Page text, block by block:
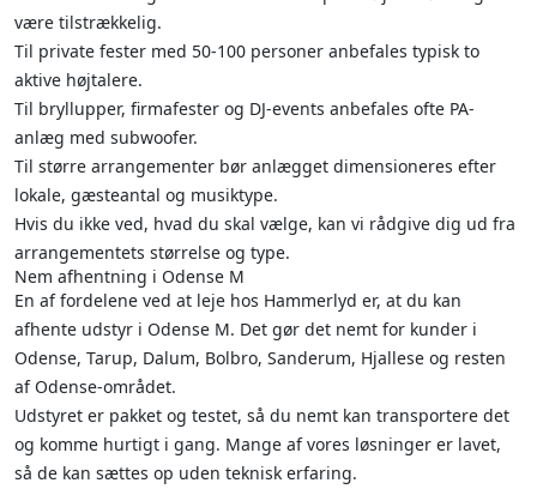
være tilstrækkelig.
Til private fester med 50-100 personer anbefales typisk to
aktive højtalere.
Til bryllupper, firmafester og DJ-events anbefales ofte PA-
anlæg med subwoofer.
Til større arrangementer bør anlægget dimensioneres efter
lokale, gæsteantal og musiktype.
Hvis du ikke ved, hvad du skal vælge, kan vi rådgive dig ud fra
arrangementets størrelse og type.
Nem afhentning i Odense M
En af fordelene ved at leje hos Hammerlyd er, at du kan
afhente udstyr i Odense M. Det gør det nemt for kunder i
Odense, Tarup, Dalum, Bolbro, Sanderum, Hjallese og resten
af Odense-området.
Udstyret er pakket og testet, så du nemt kan transportere det
og komme hurtigt i gang. Mange af vores løsninger er lavet,
så de kan sættes op uden teknisk erfaring.